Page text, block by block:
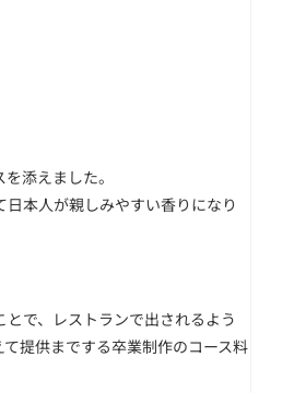
添えました。
本人が親しみやすい香りになり
で、レストランで出されるよう
提供までする卒業制作のコース料